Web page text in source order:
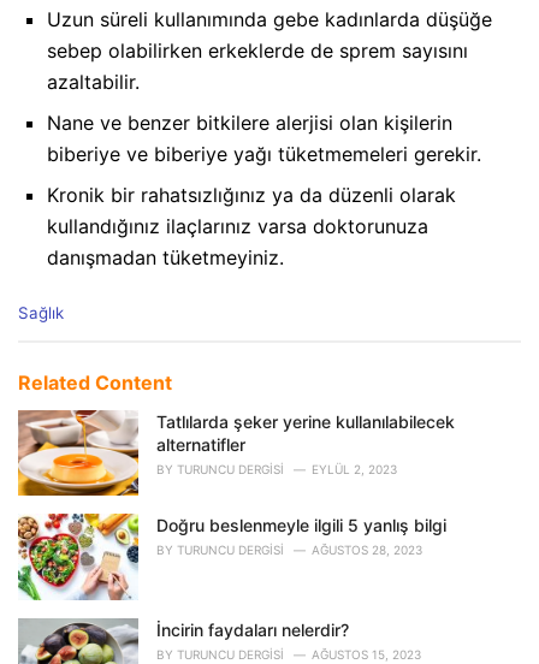
Uzun süreli kullanımında gebe kadınlarda düşüğe
sebep olabilirken erkeklerde de sprem sayısını
azaltabilir.
Nane ve benzer bitkilere alerjisi olan kişilerin
biberiye ve biberiye yağı tüketmemeleri gerekir.
Kronik bir rahatsızlığınız ya da düzenli olarak
kullandığınız ilaçlarınız varsa doktorunuza
danışmadan tüketmeyiniz.
C
e
o
r
i
e
:
Sağlık
Related Content
Tatlılarda şeker yerine kullanılabilecek
alternatifler
BY TURUNCU DERGISI EYLÜL 2, 2023
Doğru beslenmeyle ilgili 5 yanlış bilgi
BY TURUNCU DERGISI AĞUSTOS 28, 2023
İncirin faydaları nelerdir?
BY TURUNCU DERGISI AĞUSTOS 15, 2023